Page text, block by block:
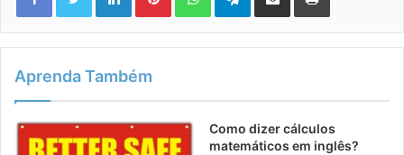
Aprenda Também
Como dizer cálculos
matemáticos em inglês?